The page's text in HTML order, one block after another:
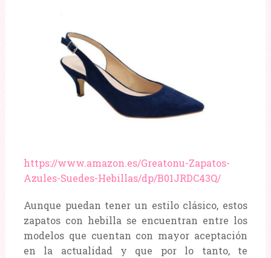
https://www.amazon.es/Greatonu-Zapatos-
Azules-Suedes-Hebillas/dp/B01JRDC43Q/
Aunque puedan tener un estilo clásico, estos
zapatos con hebilla se encuentran entre los
modelos que cuentan con mayor aceptación
en la actualidad y que por lo tanto, te